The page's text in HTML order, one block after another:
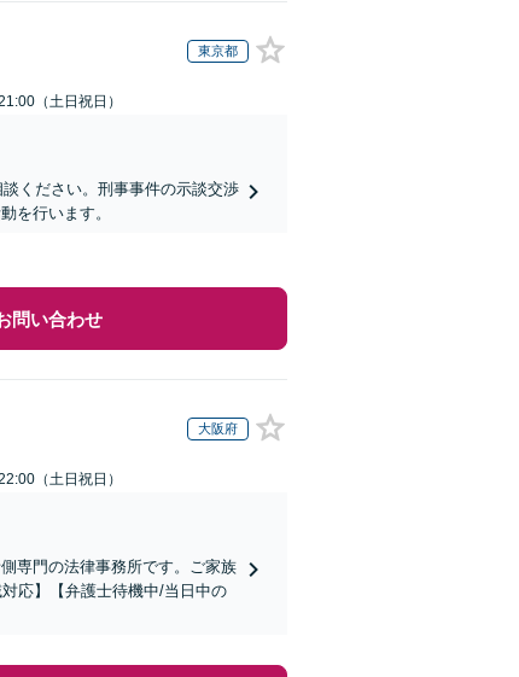
東京都
（土日祝日）
ください。刑事事件の示談交渉
を行います。
問い合わせ
大阪府
（土日祝日）
専門の法律事務所です。ご家族
応】【弁護士待機中/当日中の